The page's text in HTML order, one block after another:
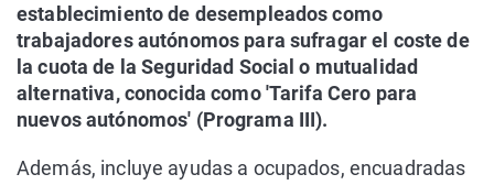
establecimiento de desempleados como
trabajadores autónomos para sufragar el coste de
la cuota de la Seguridad Social o mutualidad
alternativa, conocida como 'Tarifa Cero para
nuevos autónomos' (Programa III).
Además, incluye ayudas a ocupados, encuadradas